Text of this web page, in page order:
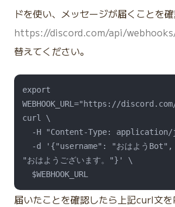
ドを使い、メッセージが届くことを確
https://discord.com/api/
替えてください。
export
WEBHOOK_URL="https://
curl \
"おはようございます。"}' \
届いたことを確認したら上記curl文